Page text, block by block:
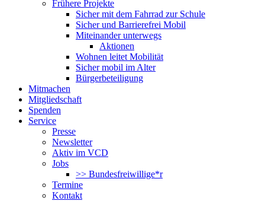
Frühere Projekte
Sicher mit dem Fahrrad zur Schule
Sicher und Barrierefrei Mobil
Miteinander unterwegs
Aktionen
Wohnen leitet Mobilität
Sicher mobil im Alter
Bürgerbeteiligung
Mitmachen
Mitgliedschaft
Spenden
Service
Presse
Newsletter
Aktiv im VCD
Jobs
>> Bundesfreiwillige*r
Termine
Kontakt